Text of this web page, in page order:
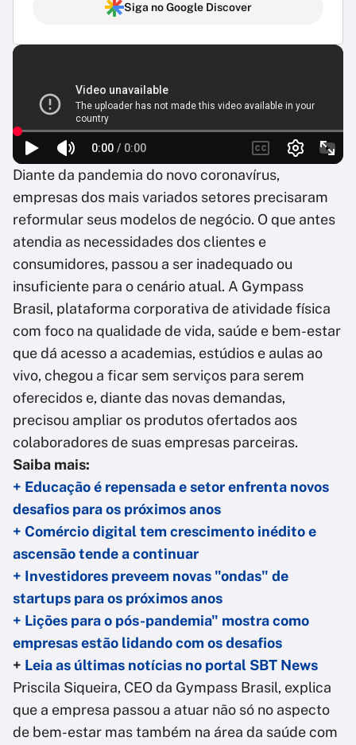
Siga no Google Discover
Diante da pandemia do novo coronavírus,
empresas dos mais variados setores precisaram
reformular seus modelos de negócio. O que antes
atendia as necessidades dos clientes e
consumidores, passou a ser inadequado ou
insuficiente para o cenário atual. A Gympass
Brasil, plataforma corporativa de atividade física
com foco na qualidade de vida, saúde e bem-estar
que dá acesso a academias, estúdios e aulas ao
vivo, chegou a ficar sem serviços para serem
oferecidos e, diante das novas demandas,
precisou ampliar os produtos ofertados aos
colaboradores de suas empresas parceiras.
Saiba mais:
+ Educação é repensada e setor enfrenta novos
desafios para os próximos anos
+ Comércio digital tem crescimento inédito e
ascensão tende a continuar
+ Investidores preveem novas "ondas" de
startups para os próximos anos
+ Lições para o pós-pandemia" mostra como
empresas estão lidando com os desafios
+ Leia as últimas notícias no portal SBT News
Priscila Siqueira, CEO da Gympass Brasil, explica
que a empresa passou a atuar não só no aspecto
de bem-estar mas também na área da saúde com